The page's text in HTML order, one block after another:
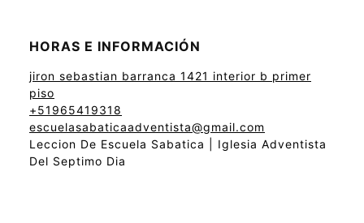
HORAS E INFORMACIÓN
jiron sebastian barranca 1421 interior b primer
piso
+51965419318
escuelasabaticaadventista@gmail.com
Leccion De Escuela Sabatica | Iglesia Adventista
Del Septimo Dia